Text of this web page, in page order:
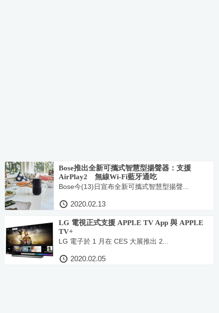
Bose推出全新可攜式智慧型揚聲器：支援
AirPlay2 無線Wi-Fi藍牙通吃
Bose今(13)日宣布全新可攜式智慧型揚聲...
2020.02.13
LG 電視正式支援 APPLE TV App 與 APPLE
TV+
LG 電子於 1 月在 CES 大展推出 2...
2020.02.05